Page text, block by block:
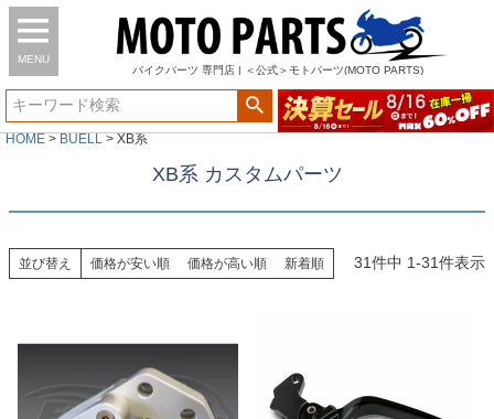
MENU
バイク パーツ 専門店 | ＜公式＞モトパーツ(MOTO PARTS)
HOME BUELL XB系
XB系 カスタムパーツ
並び替え 価格が安い順 価格が高い順 新着順 31件中 1-31件表示